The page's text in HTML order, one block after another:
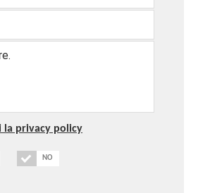
la privacy policy
NO